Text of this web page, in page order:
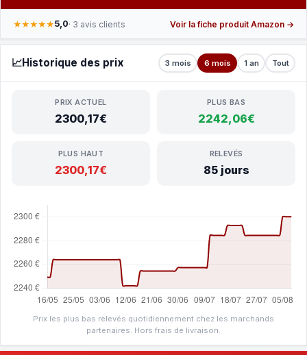
★★★★★5,0· 3 avis clients Voir la fiche produit Amazon →
📈Historique des prix 3 mois 6 mois 1 an Tout
PRIX ACTUEL
2300,17€
PLUS BAS
2242,06€
PLUS HAUT
2300,17€
RELEVÉS
85 jours
Prix les plus bas relevés quotidiennement chez les marchands
partenaires. Hors frais de livraison.